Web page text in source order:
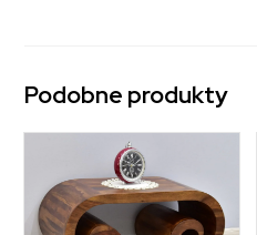
Podobne produkty